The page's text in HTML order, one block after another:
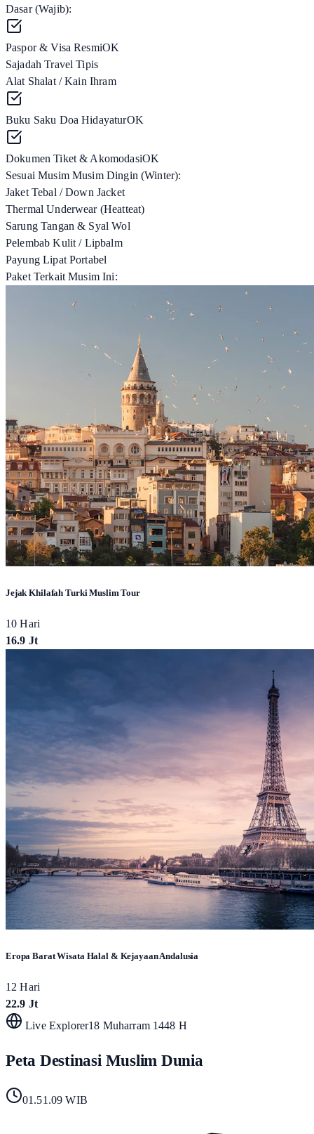
Dasar (Wajib):
Paspor & Visa ResmiOK
Sajadah Travel Tipis
Alat Shalat / Kain Ihram
Buku Saku Doa HidayaturOK
Dokumen Tiket & AkomodasiOK
Sesuai MusimMusim Dingin (Winter):
Jaket Tebal / Down Jacket
Thermal Underwear (Heatteat)
Sarung Tangan & Syal Wol
Pelembab Kulit / Lipbalm
Payung Lipat Portabel
Paket Terkait Musim Ini:
Jejak Khilafah Turki Muslim Tour
10 Hari
16.9 Jt
Eropa Barat Wisata Halal & Kejayaan Andalusia
12 Hari
22.9 Jt
Live Explorer18 Muharram 1448 H
Peta Destinasi Muslim Dunia
01.51.11WIB